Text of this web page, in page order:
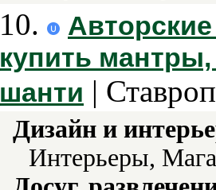
10.
купить
шанти |
Дизайн и
Интерьеры,